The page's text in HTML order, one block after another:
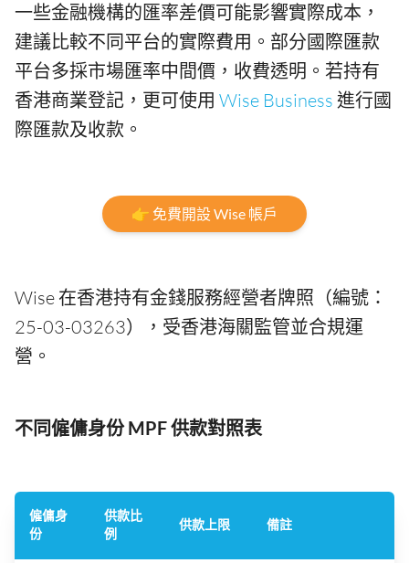
一些金融機構的匯率差價可能影響實際成本，
建議比較不同平台的實際費用。部分國際匯款
平台多採市場匯率中間價，收費透明。若持有
香港商業登記，更可使用 Wise Business 進行國
際匯款及收款。
👉 免費開設 Wise 帳戶
Wise 在香港持有金錢服務經營者牌照（編號：
25-03-03263），受香港海關監管並合規運
營。
不同僱傭身份 MPF 供款對照表
僱傭身
份
供款比
例
供款上限 備註